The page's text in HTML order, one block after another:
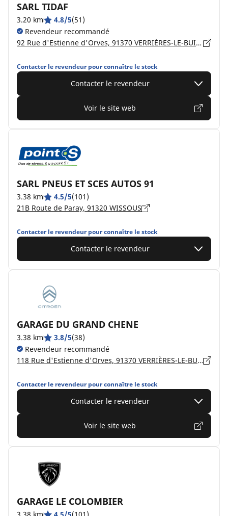
SARL TIDAF
3.20 km 4.8/5(51)
Revendeur recommandé
92 Rue d'Estienne d'Orves, 91370 VERRIÈRES-LE-BUISSON
Contacter le revendeur pour connaître le stock
Contacter le revendeur
Voir le site web
SARL PNEUS ET SCES AUTOS 91
3.38 km 4.5/5(101)
21B Route de Paray, 91320 WISSOUS
Contacter le revendeur pour connaître le stock
Contacter le revendeur
GARAGE DU GRAND CHENE
3.38 km 3.8/5(38)
Revendeur recommandé
118 Rue d'Estienne d'Orves, 91370 VERRIÈRES-LE-BUISSON
Contacter le revendeur pour connaître le stock
Contacter le revendeur
Voir le site web
GARAGE LE COLOMBIER